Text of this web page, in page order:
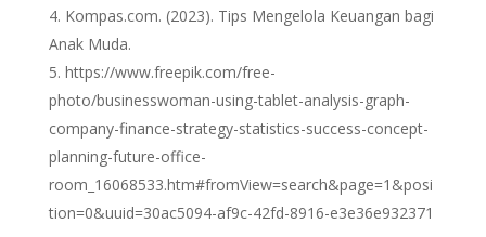
Kompas.com. (2023). Tips Mengelola Keuangan bagi
Anak Muda.
https://www.freepik.com/free-
photo/businesswoman-using-tablet-analysis-graph-
company-finance-strategy-statistics-success-concept-
planning-future-office-
room_16068533.htm#fromView=search&page=1&posi
tion=0&uuid=30ac5094-af9c-42fd-8916-e3e36e932371